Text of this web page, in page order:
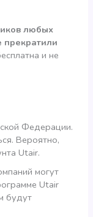
любых
прекратили
и не
Федерации.
Вероятно,
Utair.
могут
Utair
будут